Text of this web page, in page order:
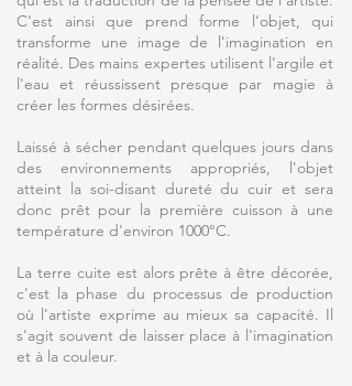
C'est ainsi que prend forme l'objet, qui
transforme une image de l'imagination en
réalité. Des mains expertes utilisent l'argile et
l'eau et réussissent presque par magie à
créer les formes désirées.
Laissé à sécher pendant quelques jours dans
des environnements appropriés, l'objet
atteint la soi-disant dureté du cuir et sera
donc prêt pour la première cuisson à une
température d'environ 1000°C.
La terre cuite est alors prête à être décorée,
c'est la phase du processus de production
où l'artiste exprime au mieux sa capacité. Il
s'agit souvent de laisser place à l'imagination
et à la couleur.